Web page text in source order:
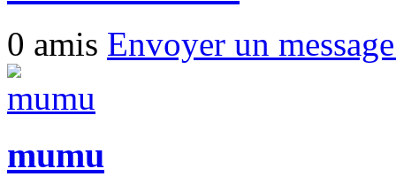
0 amis Envoyer un
mumu